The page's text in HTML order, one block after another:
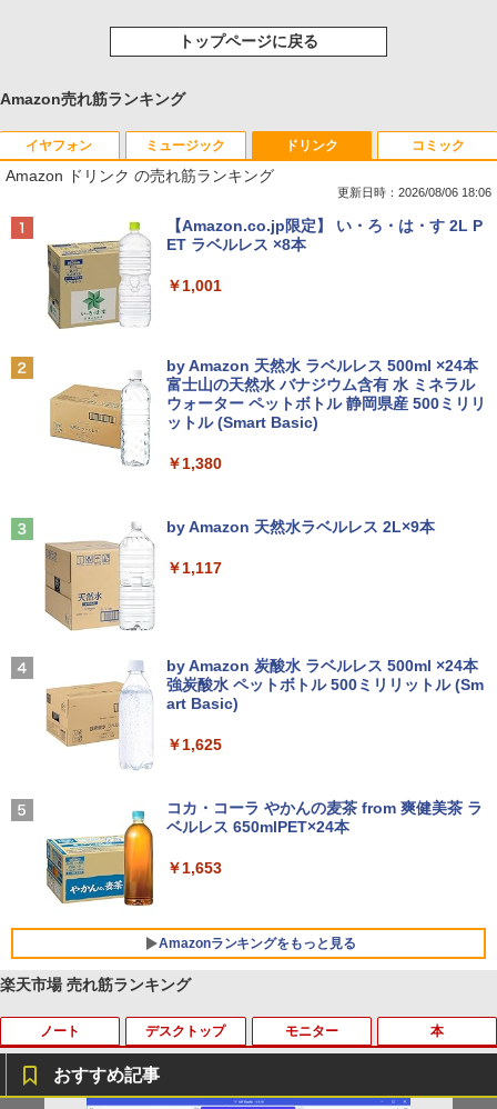
トップページに戻る
Amazon売れ筋ランキング
イヤフォン
Anker Soundcore P40i オフホワイト
Anker Soundcore P31i ブラック
￥4,990
ラック
￥14,990
レスイヤホン bluetooth イヤホン V12 小型
軽量 ブルートゥースHi-Fi 最大36時間再生 ぶ
るーとゅーす コードレス ENCノイズキャン
付き 防水 タッチ式音量調整 スポーツ/通勤/通
￥1,964
Xiaomi シャオミ REDMI Buds 8 Lite ワイヤ
￥2,980
ミュージック
BRUCE WAYNE feat. Flo Milli, ATL Jacob
[Explicit]
￥250
BRUCE WAYNE feat. Flo Milli, ATL Jacob
[Explicit]
￥250
￥250
￥250
ドリンク
Amazon ドリンク の売れ筋ランキング
更新日時：2026/08/06 18:06
【Amazon.co.jp限定】 い・ろ・は・す 2L P
ET ラベルレス ×8本
￥1,001
by Amazon 天然水 ラベルレス 500ml ×24本
富士山の天然水 バナジウム含有 水 ミネラル
ウォーター ペットボトル 静岡県産 500ミリリ
ットル (Smart Basic)
￥1,380
by Amazon 天然水ラベルレス 2L×9本
￥1,117
by Amazon 炭酸水 ラベルレス 500ml ×24本
強炭酸水 ペットボトル 500ミリリットル (Sm
art Basic)
￥1,625
コカ・コーラ やかんの麦茶 from 爽健美茶 ラ
ベルレス 650mlPET×24本
￥1,653
Amazonランキングをもっと見る
コミック
薬屋のひとりごと 17巻 (デジタル版ビッグガ
ンガンコミックス)
￥770
楽天市場 売れ筋ランキング
ノート デスクトップ モニター 本
おすすめ記事